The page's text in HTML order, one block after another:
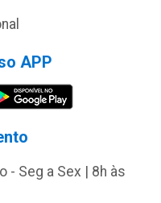
APP
- Seg a Sex | 8h às